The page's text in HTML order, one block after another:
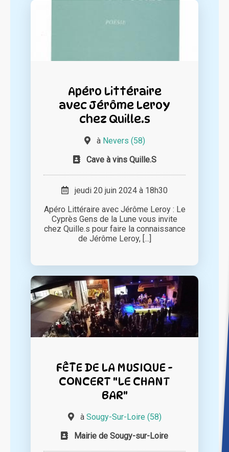
Apéro Littéraire
avec Jérôme Leroy
chez Quille.s
à Nevers (58)
Cave à vins Quille.S
jeudi 20 juin 2024 à 18h30
Apéro Littéraire avec Jérôme Leroy : Le
Cyprès Gens de la Lune vous invite
chez Quille.s pour faire la connaissance
de Jérôme Leroy, [...]
FÊTE DE LA MUSIQUE -
CONCERT "LE CHANT
BAR"
à Sougy-Sur-Loire (58)
Mairie de Sougy-sur-Loire